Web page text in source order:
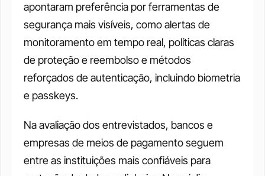
apontaram preferência por ferramentas de
segurança mais visíveis, como alertas de
monitoramento em tempo real, políticas claras
de proteção e reembolso e métodos
reforçados de autenticação, incluindo biometria
e passkeys.
Na avaliação dos entrevistados, bancos e
empresas de meios de pagamento seguem
entre as instituições mais confiáveis para